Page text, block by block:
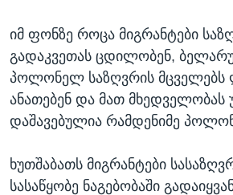
იმ ფონზე როცა მიგრანტები
გადაკვეთას ცდილობენ,
პოლონელ საზღვრის მცველებს
ანათებენ და მათ მხედველობას
დაშავებულია რამდენიმე
ხუთშაბათს მიგრანტები
სასაწყობე ნაგებობაში